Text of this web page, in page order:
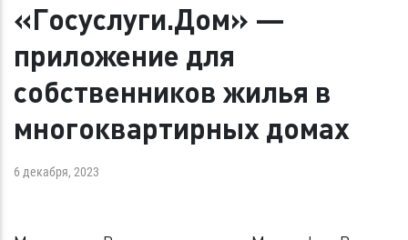
«Госуслуги.Дом» —
приложение для
собственников жилья в
многоквартирных домах
6 декабря, 2023